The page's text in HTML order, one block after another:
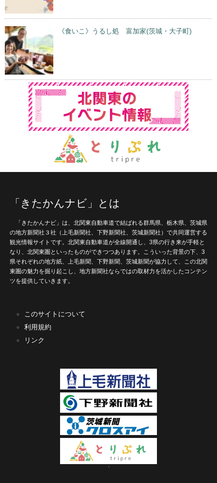
《食いこ》うるし処 富加家(茨城・大子町)
「きたかんナビ」とは
「きたかんナビ」は、北関東自動車道で結ばれる群馬県、栃木県、茨城県
の地方新聞社３社（上毛新聞社、下野新聞社、茨城新聞社）で共同運営する
観光情報サイトです。北関東自動車道が全線開通し、3県の行き来が手軽と
なり、北関東圏といったものができつつあります。こういった背景の下、3
県それぞれの地方紙、上毛新聞、下野新聞、茨城新聞が協力して、この北関
東圏の魅力を掘り起こし、地方新聞社ならではの取材力を活かしたコンテン
ツを提供していきます。
このサイトについて
利用規約
リンク